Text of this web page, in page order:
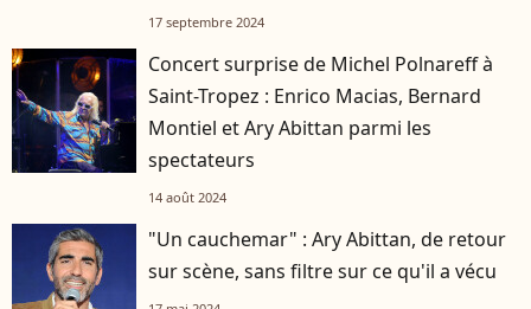
17 septembre 2024
Concert surprise de Michel Polnareff à
Saint-Tropez : Enrico Macias, Bernard
Montiel et Ary Abittan parmi les
spectateurs
14 août 2024
"Un cauchemar" : Ary Abittan, de retour
sur scène, sans filtre sur ce qu'il a vécu